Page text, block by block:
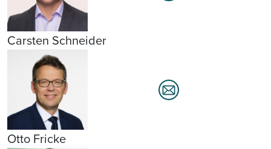
Carsten Schneider
Otto Fricke